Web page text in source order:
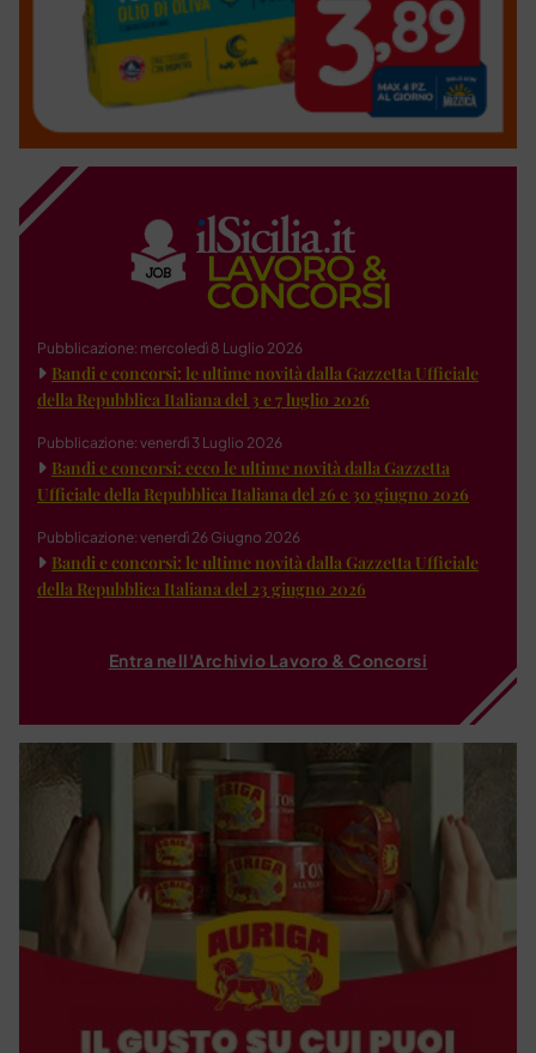
Pubblicazione: mercoledì 8 Luglio 2026
Bandi e concorsi: le ultime novità dalla Gazzetta Ufficiale
della Repubblica Italiana del 3 e 7 luglio 2026
Pubblicazione: venerdì 3 Luglio 2026
Bandi e concorsi: ecco le ultime novità dalla Gazzetta
Ufficiale della Repubblica Italiana del 26 e 30 giugno 2026
Pubblicazione: venerdì 26 Giugno 2026
Bandi e concorsi: le ultime novità dalla Gazzetta Ufficiale
della Repubblica Italiana del 23 giugno 2026
Entra nell'Archivio Lavoro & Concorsi